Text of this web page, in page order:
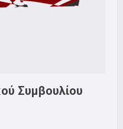
Συμβουλίου